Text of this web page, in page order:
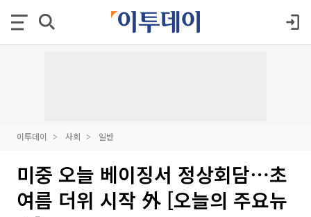
이투데이 사회 일반
미중 오늘 베이징서 정상회담⋯초
여름 더위 시작 外 [오늘의 주요뉴